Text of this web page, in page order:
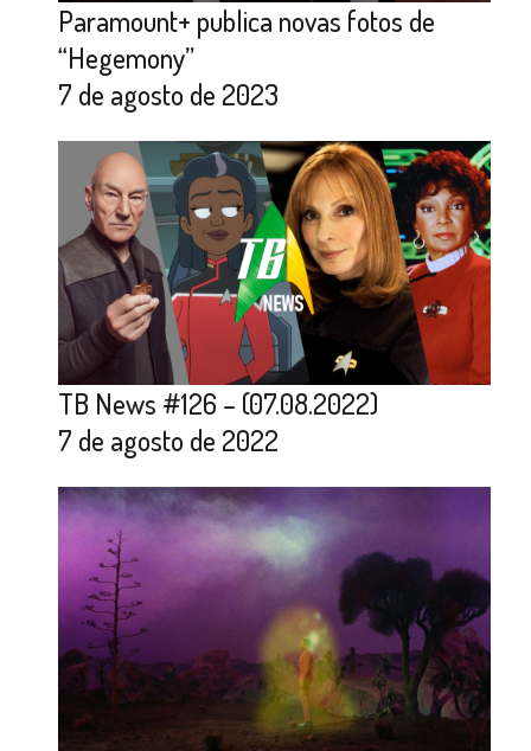
Paramount+ publica novas fotos de
“Hegemony”
7 de agosto de 2023
TB News #126 – (07.08.2022)
7 de agosto de 2022